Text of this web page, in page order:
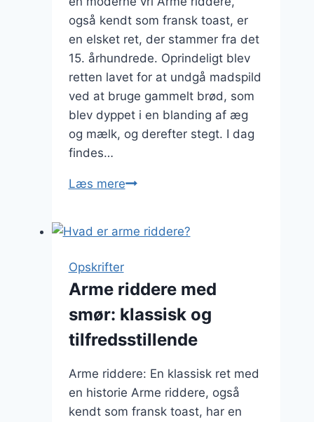
også kendt som fransk toast, er
en elsket ret, der stammer fra det
15. århundrede. Oprindeligt blev
retten lavet for at undgå madspild
ved at bruge gammelt brød, som
blev dyppet i en blanding af æg
og mælk, og derefter stegt. I dag
findes…
Læs mereArme
nødder
Opskrifter
Arme riddere med
smør: klassisk og
tilfredsstillende
Arme riddere: En klassisk ret med
en historie Arme riddere, også
kendt som fransk toast, har en